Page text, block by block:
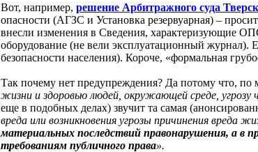
Вот, например, решение Арбитражного суда
опасности (АГЗС и Установка резервуарная) –
внесли изменения в Сведения, характеризующие
оборудование (не вели эксплуатационный
безопасности населения). Короче, «формальная
Так почему нет предупреждения? Да потому что, по
жизни и здоровью людей, окружающей среде, угрозу
еще в подобных делах) звучит та самая
вреда или возникновения угрозы причинения вреда
материальных последствий правонарушения, а
требованиям публичного права».